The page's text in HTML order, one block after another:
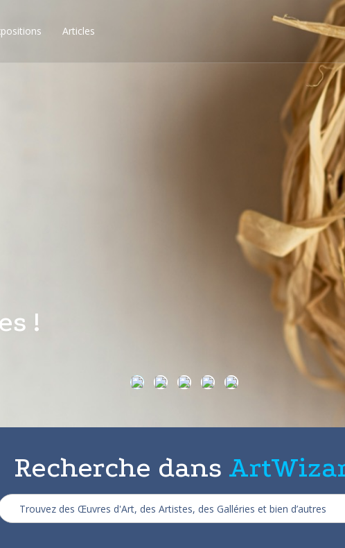
Articles
possibilités, obtenez les
de 25%
Recherche dans